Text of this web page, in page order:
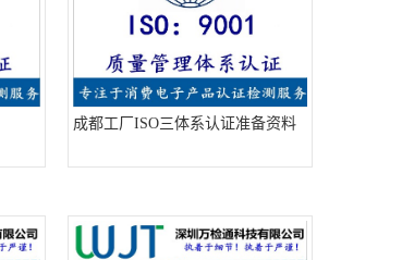
成都工厂ISO三体系认证准备资料